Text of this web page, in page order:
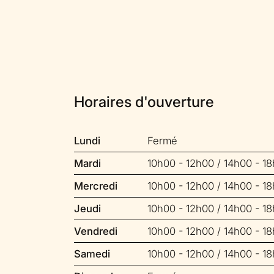
Horaires d'ouverture
Lundi
Fermé
Mardi
10h00 - 12h00 / 14h00 -
Mercredi
10h00 - 12h00 / 14h00 -
Jeudi
10h00 - 12h00 / 14h00 -
Vendredi
10h00 - 12h00 / 14h00 -
Samedi
10h00 - 12h00 / 14h00 -